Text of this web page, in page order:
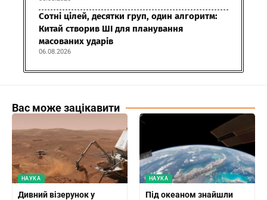
Сотні цілей, десятки груп, один алгоритм:
Китай створив ШІ для планування
масованих ударів
06.08.2026
Вас може зацікавити
НАУКА
Дивний візерунок у
НАУКА
Під океаном знайшли